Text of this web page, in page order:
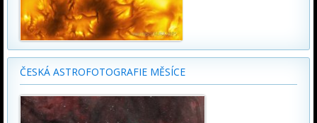
ČESKÁ ASTROFOTOGRAFIE MĚSÍCE